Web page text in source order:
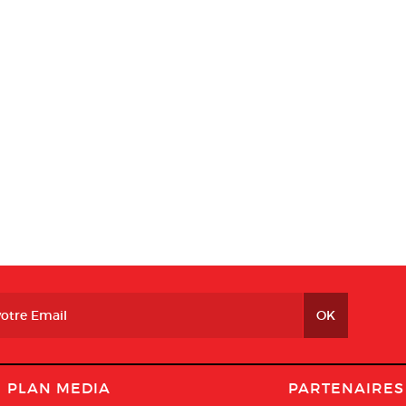
PLAN MEDIA PARTENAIRES